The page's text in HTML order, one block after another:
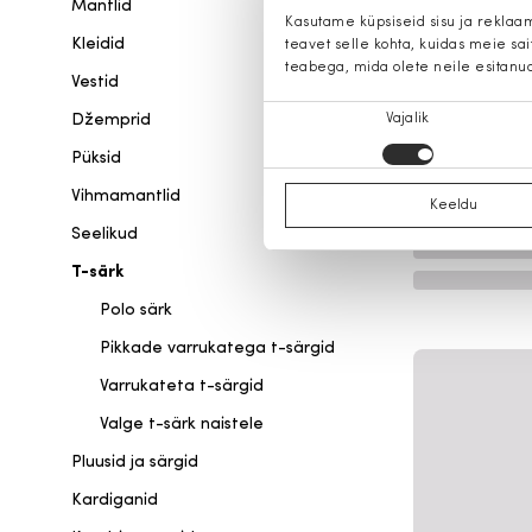
Kasutame küpsiseid sisu ja
teavet selle kohta, kuidas meie
teabega, mida olete neile
Vajalik
Keeldu
Mantlid
Kleidid
Vestid
Džemprid
Püksid
Vihmamantlid
Seelikud
T-särk
Polo särk
Pikkade varrukatega t-särgid
Varrukateta t-särgid
Valge t-särk naistele
Pluusid ja särgid
Kardiganid